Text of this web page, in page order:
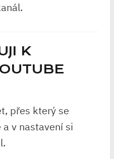
K
přes který se
a v nastavení si